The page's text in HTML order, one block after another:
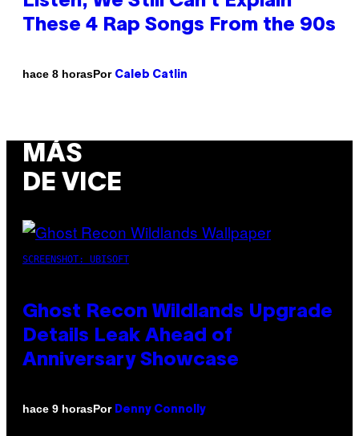
These 4 Rap Songs From the 90s
hace 8 horasPor Caleb Catlin
MÁS
DE VICE
SCREENSHOT: UBISOFT
Ghost Recon Wildlands Upgrade
Details Leak Ahead of
Anniversary Showcase
hace 9 horasPor Denny Connolly